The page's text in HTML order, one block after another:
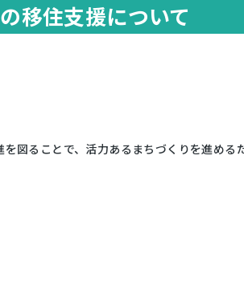
移住支援について
図ることで、活力あるまちづくりを進め